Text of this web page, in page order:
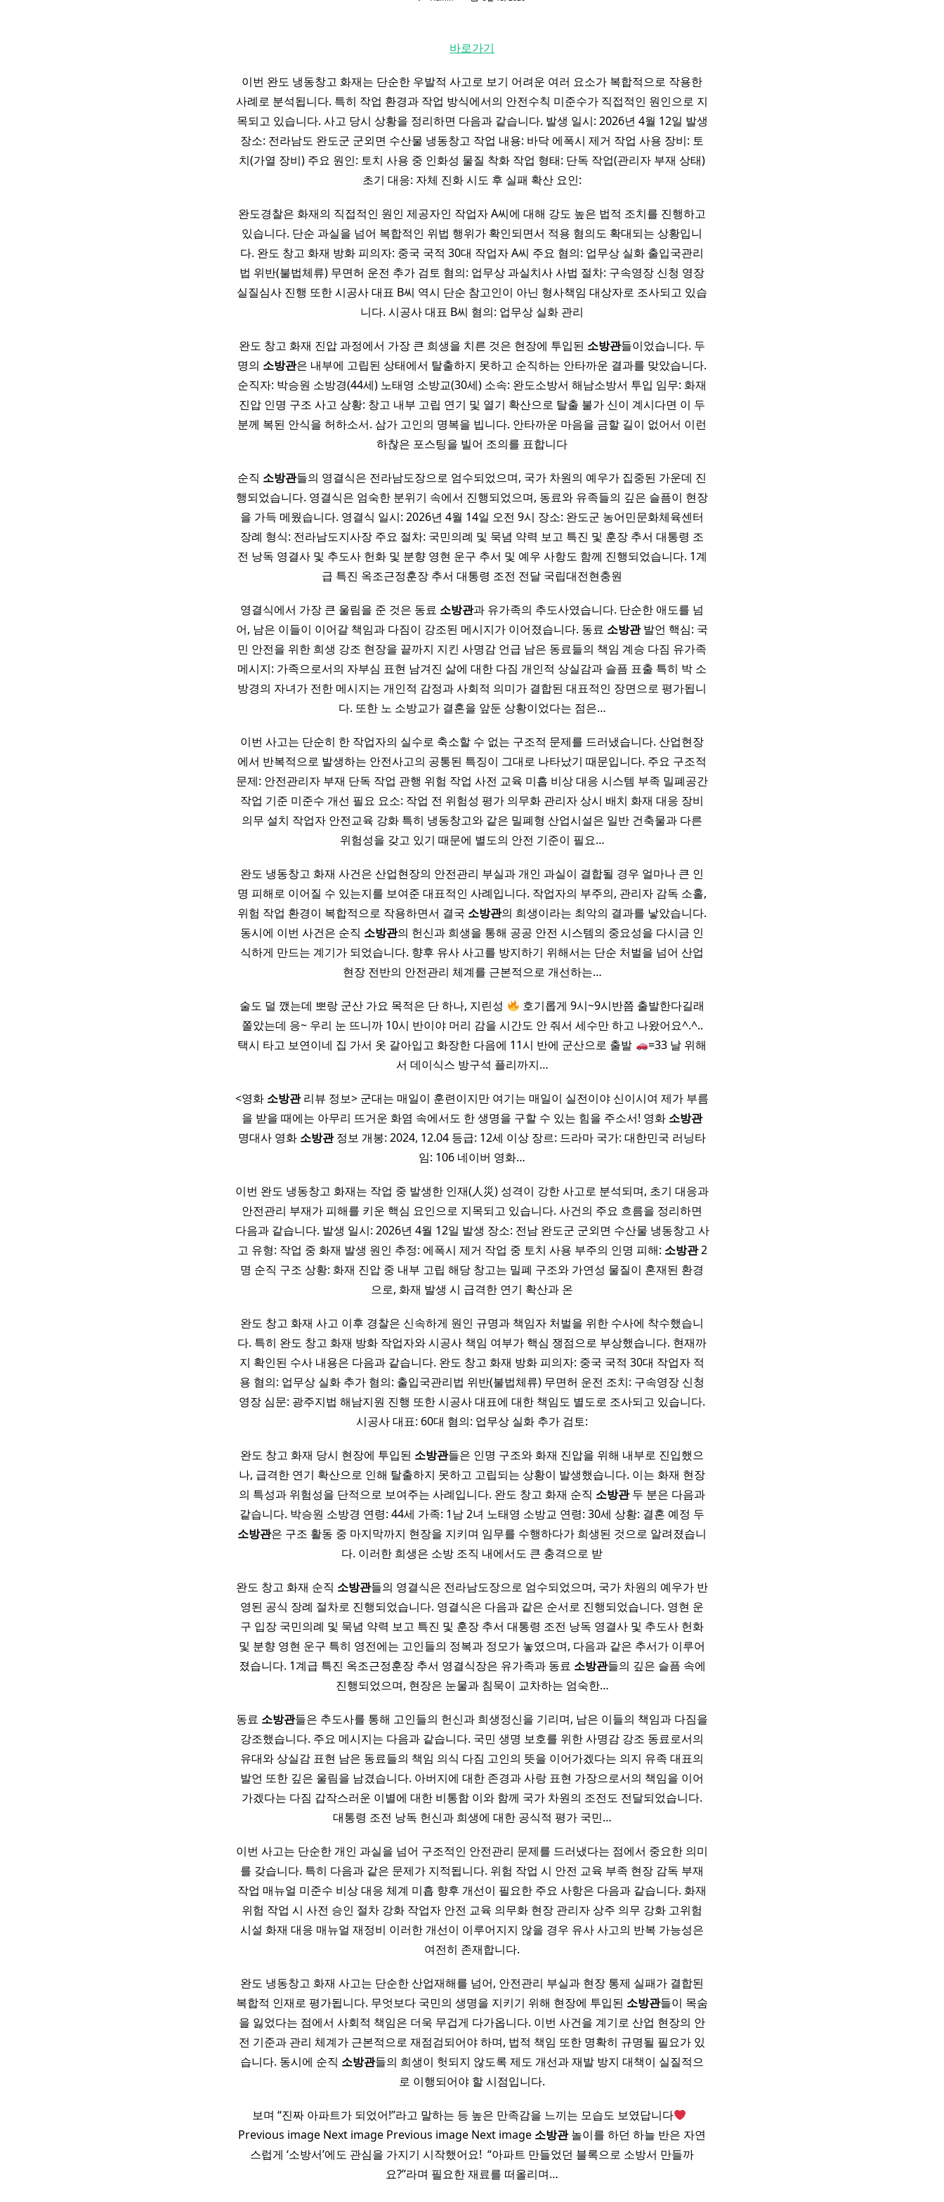
바로가기
이번 완도 냉동창고 화재는 단순한 우발적 사고로 보기 어려운 여러 요소가 복합적으로 작용한
사례로 분석됩니다. 특히 작업 환경과 작업 방식에서의 안전수칙 미준수가 직접적인 원인으로 지
목되고 있습니다. 사고 당시 상황을 정리하면 다음과 같습니다. 발생 일시: 2026년 4월 12일 발생
장소: 전라남도 완도군 군외면 수산물 냉동창고 작업 내용: 바닥 에폭시 제거 작업 사용 장비: 토
치(가열 장비) 주요 원인: 토치 사용 중 인화성 물질 착화 작업 형태: 단독 작업(관리자 부재 상태)
초기 대응: 자체 진화 시도 후 실패 확산 요인:
완도경찰은 화재의 직접적인 원인 제공자인 작업자 A씨에 대해 강도 높은 법적 조치를 진행하고
있습니다. 단순 과실을 넘어 복합적인 위법 행위가 확인되면서 적용 혐의도 확대되는 상황입니
다. 완도 창고 화재 방화 피의자: 중국 국적 30대 작업자 A씨 주요 혐의: 업무상 실화 출입국관리
법 위반(불법체류) 무면허 운전 추가 검토 혐의: 업무상 과실치사 사법 절차: 구속영장 신청 영장
실질심사 진행 또한 시공사 대표 B씨 역시 단순 참고인이 아닌 형사책임 대상자로 조사되고 있습
니다. 시공사 대표 B씨 혐의: 업무상 실화 관리
완도 창고 화재 진압 과정에서 가장 큰 희생을 치른 것은 현장에 투입된 소방관들이었습니다. 두
명의 소방관은 내부에 고립된 상태에서 탈출하지 못하고 순직하는 안타까운 결과를 맞았습니다.
순직자: 박승원 소방경(44세) 노태영 소방교(30세) 소속: 완도소방서 해남소방서 투입 임무: 화재
진압 인명 구조 사고 상황: 창고 내부 고립 연기 및 열기 확산으로 탈출 불가 신이 계시다면 이 두
분께 복된 안식을 허하소서. 삼가 고인의 명복을 빕니다. 안타까운 마음을 금할 길이 없어서 이런
하찮은 포스팅을 빌어 조의를 표합니다
순직 소방관들의 영결식은 전라남도장으로 엄수되었으며, 국가 차원의 예우가 집중된 가운데 진
행되었습니다. 영결식은 엄숙한 분위기 속에서 진행되었으며, 동료와 유족들의 깊은 슬픔이 현장
을 가득 메웠습니다. 영결식 일시: 2026년 4월 14일 오전 9시 장소: 완도군 농어민문화체육센터
장례 형식: 전라남도지사장 주요 절차: 국민의례 및 묵념 약력 보고 특진 및 훈장 추서 대통령 조
전 낭독 영결사 및 추도사 헌화 및 분향 영현 운구 추서 및 예우 사항도 함께 진행되었습니다. 1계
급 특진 옥조근정훈장 추서 대통령 조전 전달 국립대전현충원
영결식에서 가장 큰 울림을 준 것은 동료 소방관과 유가족의 추도사였습니다. 단순한 애도를 넘
어, 남은 이들이 이어갈 책임과 다짐이 강조된 메시지가 이어졌습니다. 동료 소방관발언 핵심: 국
민 안전을 위한 희생 강조 현장을 끝까지 지킨 사명감 언급 남은 동료들의 책임 계승 다짐 유가족
메시지: 가족으로서의 자부심 표현 남겨진 삶에 대한 다짐 개인적 상실감과 슬픔 표출 특히 박 소
방경의 자녀가 전한 메시지는 개인적 감정과 사회적 의미가 결합된 대표적인 장면으로 평가됩니
다. 또한 노 소방교가 결혼을 앞둔 상황이었다는 점은…
이번 사고는 단순히 한 작업자의 실수로 축소할 수 없는 구조적 문제를 드러냈습니다. 산업현장
에서 반복적으로 발생하는 안전사고의 공통된 특징이 그대로 나타났기 때문입니다. 주요 구조적
문제: 안전관리자 부재 단독 작업 관행 위험 작업 사전 교육 미흡 비상 대응 시스템 부족 밀폐공간
작업 기준 미준수 개선 필요 요소: 작업 전 위험성 평가 의무화 관리자 상시 배치 화재 대응 장비
의무 설치 작업자 안전교육 강화 특히 냉동창고와 같은 밀폐형 산업시설은 일반 건축물과 다른
위험성을 갖고 있기 때문에 별도의 안전 기준이 필요…
완도 냉동창고 화재 사건은 산업현장의 안전관리 부실과 개인 과실이 결합될 경우 얼마나 큰 인
명 피해로 이어질 수 있는지를 보여준 대표적인 사례입니다. 작업자의 부주의, 관리자 감독 소홀,
위험 작업 환경이 복합적으로 작용하면서 결국 소방관의 희생이라는 최악의 결과를 낳았습니다.
동시에 이번 사건은 순직 소방관의 헌신과 희생을 통해 공공 안전 시스템의 중요성을 다시금 인
식하게 만드는 계기가 되었습니다. 향후 유사 사고를 방지하기 위해서는 단순 처벌을 넘어 산업
현장 전반의 안전관리 체계를 근본적으로 개선하는…
술도 덜 깼는데 뽀랑 군산 가요 목적은 단 하나, 지린성
호기롭게 9시~9시반쯤 출발한다길래
쫄았는데 응~ 우리 눈 뜨니까 10시 반이야 머리 감을 시간도 안 줘서 세수만 하고 나왔어요^.^..
택시 타고 보연이네 집 가서 옷 갈아입고 화장한 다음에 11시 반에 군산으로 출발
=33 날 위해
서 데이식스 방구석 플리까지…
<영화 소방관리뷰 정보> 군대는 매일이 훈련이지만 여기는 매일이 실전이야 신이시여 제가 부름
을 받을 때에는 아무리 뜨거운 화염 속에서도 한 생명을 구할 수 있는 힘을 주소서! 영화 소방관
명대사 영화 소방관정보 개봉: 2024, 12.04 등급: 12세 이상 장르: 드라마 국가: 대한민국 러닝타
임: 106 네이버 영화…
이번 완도 냉동창고 화재는 작업 중 발생한 인재(人災) 성격이 강한 사고로 분석되며, 초기 대응과
안전관리 부재가 피해를 키운 핵심 요인으로 지목되고 있습니다. 사건의 주요 흐름을 정리하면
다음과 같습니다. 발생 일시: 2026년 4월 12일 발생 장소: 전남 완도군 군외면 수산물 냉동창고 사
고 유형: 작업 중 화재 발생 원인 추정: 에폭시 제거 작업 중 토치 사용 부주의 인명 피해: 소방관2
명 순직 구조 상황: 화재 진압 중 내부 고립 해당 창고는 밀폐 구조와 가연성 물질이 혼재된 환경
으로, 화재 발생 시 급격한 연기 확산과 온
완도 창고 화재 사고 이후 경찰은 신속하게 원인 규명과 책임자 처벌을 위한 수사에 착수했습니
다. 특히 완도 창고 화재 방화 작업자와 시공사 책임 여부가 핵심 쟁점으로 부상했습니다. 현재까
지 확인된 수사 내용은 다음과 같습니다. 완도 창고 화재 방화 피의자: 중국 국적 30대 작업자 적
용 혐의: 업무상 실화 추가 혐의: 출입국관리법 위반(불법체류) 무면허 운전 조치: 구속영장 신청
영장 심문: 광주지법 해남지원 진행 또한 시공사 대표에 대한 책임도 별도로 조사되고 있습니다.
시공사 대표: 60대 혐의: 업무상 실화 추가 검토:
완도 창고 화재 당시 현장에 투입된 소방관들은 인명 구조와 화재 진압을 위해 내부로 진입했으
나, 급격한 연기 확산으로 인해 탈출하지 못하고 고립되는 상황이 발생했습니다. 이는 화재 현장
의 특성과 위험성을 단적으로 보여주는 사례입니다. 완도 창고 화재 순직 소방관두 분은 다음과
같습니다. 박승원 소방경 연령: 44세 가족: 1남 2녀 노태영 소방교 연령: 30세 상황: 결혼 예정 두
소방관은 구조 활동 중 마지막까지 현장을 지키며 임무를 수행하다가 희생된 것으로 알려졌습니
다. 이러한 희생은 소방 조직 내에서도 큰 충격으로 받
완도 창고 화재 순직 소방관들의 영결식은 전라남도장으로 엄수되었으며, 국가 차원의 예우가 반
영된 공식 장례 절차로 진행되었습니다. 영결식은 다음과 같은 순서로 진행되었습니다. 영현 운
구 입장 국민의례 및 묵념 약력 보고 특진 및 훈장 추서 대통령 조전 낭독 영결사 및 추도사 헌화
및 분향 영현 운구 특히 영전에는 고인들의 정복과 정모가 놓였으며, 다음과 같은 추서가 이루어
졌습니다. 1계급 특진 옥조근정훈장 추서 영결식장은 유가족과 동료 소방관들의 깊은 슬픔 속에
진행되었으며, 현장은 눈물과 침묵이 교차하는 엄숙한…
동료 소방관들은 추도사를 통해 고인들의 헌신과 희생정신을 기리며, 남은 이들의 책임과 다짐을
강조했습니다. 주요 메시지는 다음과 같습니다. 국민 생명 보호를 위한 사명감 강조 동료로서의
유대와 상실감 표현 남은 동료들의 책임 의식 다짐 고인의 뜻을 이어가겠다는 의지 유족 대표의
발언 또한 깊은 울림을 남겼습니다. 아버지에 대한 존경과 사랑 표현 가장으로서의 책임을 이어
가겠다는 다짐 갑작스러운 이별에 대한 비통함 이와 함께 국가 차원의 조전도 전달되었습니다.
대통령 조전 낭독 헌신과 희생에 대한 공식적 평가 국민…
이번 사고는 단순한 개인 과실을 넘어 구조적인 안전관리 문제를 드러냈다는 점에서 중요한 의미
를 갖습니다. 특히 다음과 같은 문제가 지적됩니다. 위험 작업 시 안전 교육 부족 현장 감독 부재
작업 매뉴얼 미준수 비상 대응 체계 미흡 향후 개선이 필요한 주요 사항은 다음과 같습니다. 화재
위험 작업 시 사전 승인 절차 강화 작업자 안전 교육 의무화 현장 관리자 상주 의무 강화 고위험
시설 화재 대응 매뉴얼 재정비 이러한 개선이 이루어지지 않을 경우 유사 사고의 반복 가능성은
여전히 존재합니다.
완도 냉동창고 화재 사고는 단순한 산업재해를 넘어, 안전관리 부실과 현장 통제 실패가 결합된
복합적 인재로 평가됩니다. 무엇보다 국민의 생명을 지키기 위해 현장에 투입된 소방관들이 목숨
을 잃었다는 점에서 사회적 책임은 더욱 무겁게 다가옵니다. 이번 사건을 계기로 산업 현장의 안
전 기준과 관리 체계가 근본적으로 재점검되어야 하며, 법적 책임 또한 명확히 규명될 필요가 있
습니다. 동시에 순직 소방관들의 희생이 헛되지 않도록 제도 개선과 재발 방지 대책이 실질적으
로 이행되어야 할 시점입니다.
보며 “진짜 아파트가 되었어!”라고 말하는 등 높은 만족감을 느끼는 모습도 보였답니다
Previous image Next image Previous image Next image 소방관놀이를 하던 하늘 반은 자연
스럽게 ‘소방서’에도 관심을 가지기 시작했어요! ​ “아파트 만들었던 블록으로 소방서 만들까
요?”라며 필요한 재료를 떠올리며…